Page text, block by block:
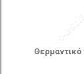
Θερμαντικό